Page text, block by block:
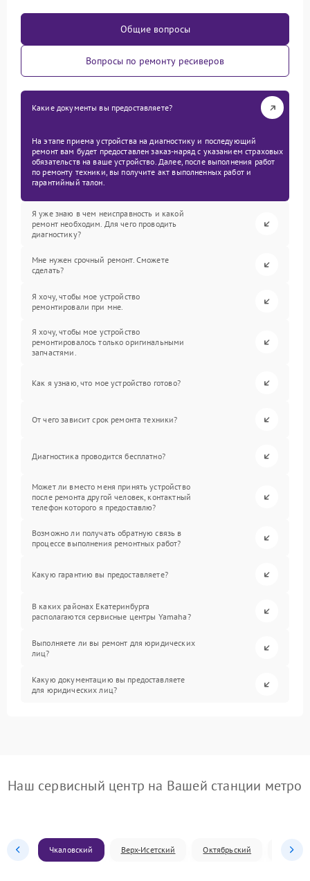
Общие вопросы
Вопросы по ремонту ресиверов
Какие документы вы предоставляете?
На этапе приема устройства на диагностику и последующий
ремонт вам будет предоставлен заказ-наряд с указанием страховых
обязательств на ваше устройство. Далее, после выполнения работ
по ремонту техники, вы получите акт выполненных работ и
гарантийный талон.
Я уже знаю в чем неисправность и какой
ремонт необходим. Для чего проводить
диагностику?
Мне нужен срочный ремонт. Сможете
сделать?
Я хочу, чтобы мое устройство
ремонтировали при мне.
Я хочу, чтобы мое устройство
ремонтировалось только оригинальными
запчастями.
Как я узнаю, что мое устройство готово?
От чего зависит срок ремонта техники?
Диагностика проводится бесплатно?
Может ли вместо меня принять устройство
после ремонта другой человек, контактный
телефон которого я предоставлю?
Возможно ли получать обратную связь в
процессе выполнения ремонтных работ?
Какую гарантию вы предоставляете?
В каких районах Екатеринбурга
располагаются сервисные центры Yamaha?
Выполняете ли вы ремонт для юридических
лиц?
Какую документацию вы предоставляете
для юридических лиц?
Наш сервисный центр на Вашей станции метро
Чкаловский Верх-Исетский Октябрьский